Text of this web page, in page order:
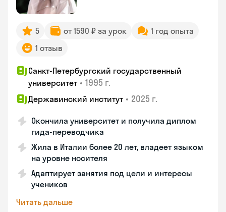
5 от 1590 ₽ за урок
1 год опыта
1 отзыв
Санкт-Петербургский государственный
университет • 1995 г.
Державинский институт • 2025 г.
Окончила университет и получила диплом
гида-переводчика
Жила в Италии более 20 лет, владеет языком
на уровне носителя
Адаптирует занятия под цели и интересы
учеников
Читать дальше